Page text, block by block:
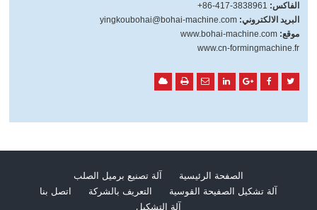
الفاكس: +86-417-3838961
البريد الالكتروني: yingkoubohai@bohai-machine.com
موقع: www.bohai-machine.com
www.cn-formingmachine.fr
الصفحة الرئيسية
آلة تصنيع برميل الصلب
آلة تشكيل الصفيحة القوسية
التعريف بالشركة
اتصل بنا
آلة التشكيل